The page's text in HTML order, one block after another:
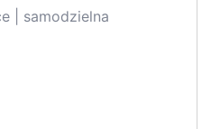
| samodzielna